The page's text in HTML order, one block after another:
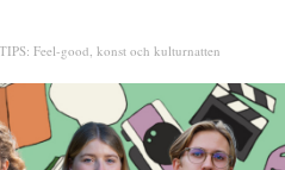
Feel-good, konst och kulturnatten